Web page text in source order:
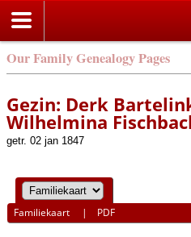
Our Family Genealogy Pages
Gezin: Derk
Wilhelmina
getr. 02 jan 1847
Familiekaart | PDF